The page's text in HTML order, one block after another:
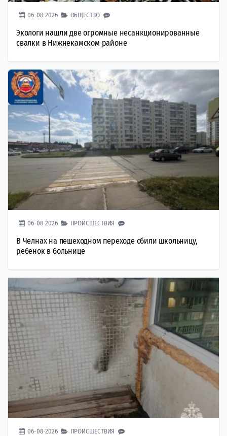
06-08-2026 ОБЩЕСТВО
Экологи нашли две огромные несанкционированные
свалки в Нижнекамском районе
06-08-2026 ПРОИСШЕСТВИЯ
В Челнах на пешеходном переходе сбили школьницу,
ребенок в больнице
06-08-2026 ПРОИСШЕСТВИЯ